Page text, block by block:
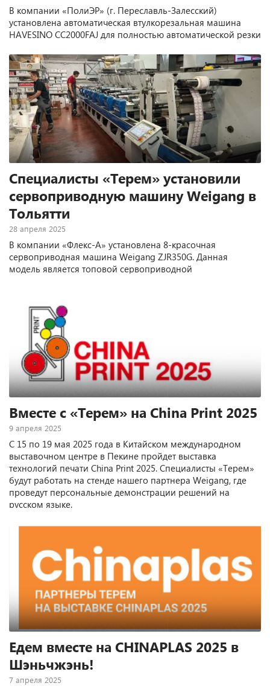
В компании «ПолиЭР» (г. Переславль-Залесский)
установлена автоматическая втулкорезальная машина
HAVESINO CC2000FAJ для полностью автоматической резки
краев втулок.
Специалисты «Терем» установили
сервоприводную машину Weigang в
Тольятти
28 апреля 2025
В компании «Флекс-А» установлена 8-красочная
сервоприводная машина Weigang ZJR350G. Данная
модель является топовой сервоприводной
оснащена УФ-сушками, модулем холодного тиснения и
бесшпиндельной системой удаления облоя.
Вместе с «Терем» на China Print 2025
9 апреля 2025
С 15 по 19 мая 2025 года в Китайском международном
выставочном центре в Пекине пройдет выставка
технологий печати China Print 2025. Специалисты «Терем»
будут работать на стенде нашего партнера Weigang, где
проведут персональные демонстрации решений на
русском языке.
Едем вместе на CHINAPLAS 2025 в
Шэньчжэнь!
7 апреля 2025